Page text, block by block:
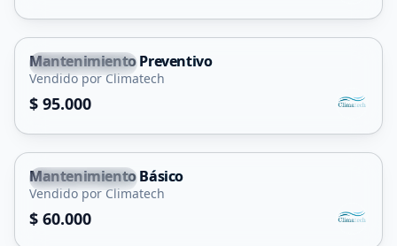
Villa Mercedes
Servicio
Mantenimiento Preventivo
Vendido por Climatech
$ 95.000
Villa Mercedes
Servicio
Mantenimiento Básico
Vendido por Climatech
$ 60.000